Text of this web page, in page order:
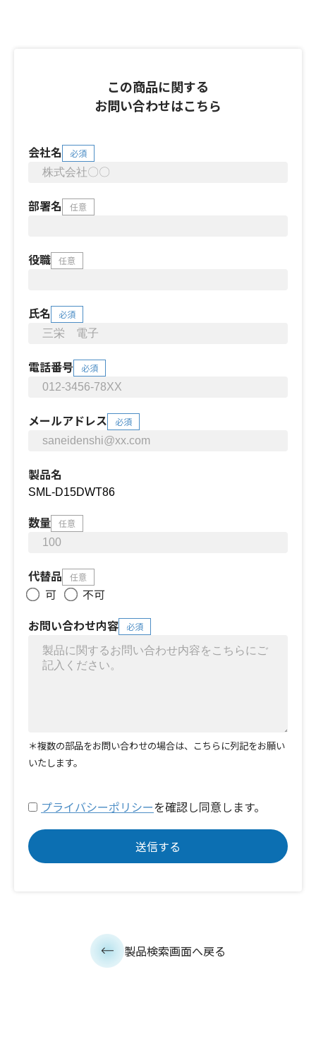
この商品に関する
お問い合わせはこちら
会社名 必須
部署名 任意
役職 任意
氏名 必須
電話番号 必須
メールアドレス 必須
製品名
数量 任意
代替品 任意
可
不可
お問い合わせ内容
必須
＊複数の部品をお問い合わせの場合は、こちらに列記をお願い
いたします。
プライバシーポリシーを確認し同意します。
製品検索画面へ戻る